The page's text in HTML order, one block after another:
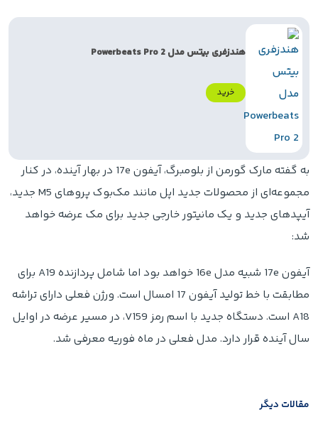
هندزفری بیتس مدل Powerbeats Pro 2
خرید
به گفته مارک گورمن از بلومبرگ، آیفون 17e در بهار آینده، در کنار
مجموعه‌ای از محصولات جدید اپل مانند مک‌بوک پروهای M5 جدید،
آیپدهای جدید و یک مانیتور خارجی جدید برای مک عرضه خواهد
شد:
آیفون 17e شبیه مدل 16e خواهد بود اما شامل پردازنده A19 برای
مطابقت با خط تولید آیفون 17 امسال است. ورژن فعلی دارای تراشه
A18 است. دستگاه جدید با اسم رمز V159، در مسیر عرضه در اوایل
سال آینده قرار دارد. مدل فعلی در ماه فوریه معرفی شد.
مقالات دیگر